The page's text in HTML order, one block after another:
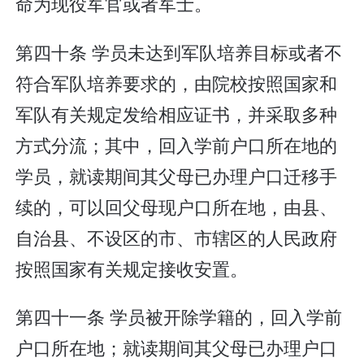
第四十条 学员未达到军队培养目标或者不
符合军队培养要求的，由院校按照国家和
军队有关规定发给相应证书，并采取多种
方式分流；其中，回入学前户口所在地的
学员，就读期间其父母已办理户口迁移手
续的，可以回父母现户口所在地，由县、
自治县、不设区的市、市辖区的人民政府
按照国家有关规定接收安置。
第四十一条 学员被开除学籍的，回入学前
户口所在地；就读期间其父母已办理户口